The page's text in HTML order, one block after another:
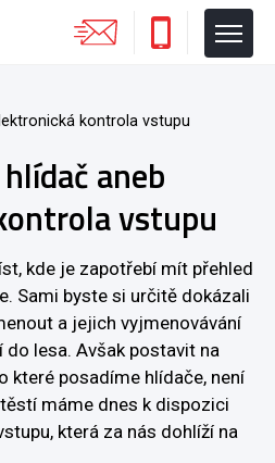
kontrola vstupu
aneb
vstupu
kde je zapotřebí mít přehled
Sami byste si určitě dokázali
a jejich vyjmenovávání
do lesa. Avšak postavit na
které posadíme hlídače, není
máme dnes k dispozici
která za nás dohlíží na